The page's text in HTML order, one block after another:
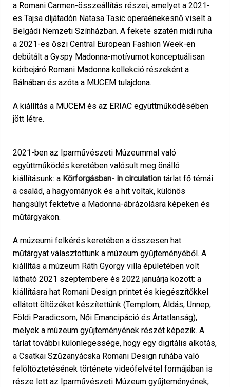
a Romani Carmen-összeállítás részei, amelyet a 2021-
es Tajsa díjátadón Natasa Tasic operaénekesnő viselt a
Belgádi Nemzeti Színházban. A fekete szatén midi ruha
a 2021-es őszi Central European Fashion Week-en
debütált a Gyspy Madonna-motívumot konceptuálisan
körbejáró Romani Madonna kollekció részeként a
Bálnában és azóta a MUCEM tulajdona.
A kiállítás a MUCEM és az ERIAC együttműködésében
jött létre.
2021-ben az Iparművészeti Múzeummal való
együttműködés keretében valósult meg önálló
kiállításunk: a Körforgásban- in circulation tárlat fő témái
a család, a hagyományok és a hit voltak, különös
hangsúlyt fektetve a Madonna-ábrázolásra képeken és
műtárgyakon.
A múzeumi felkérés keretében a összesen hat
műtárgyat választottunk a múzeum gyűjteményéből. A
kiállítás a múzeum Ráth György villa épületében volt
látható 2021 szeptembere és 2022 januárja között: a
kiállításra hat Romani Design printet és kiegészítőkkel
ellátott öltözéket készítettünk (Templom, Áldás, Ünnep,
Földi Paradicsom, Női Emancipáció és Ártatlanság),
melyek a múzeum gyűjteményének részét képezik. A
tárlat további különlegessége, hogy egy digitális alkotás,
a Csatkai Szűzanyácska Romani Design ruhába való
felöltöztetésének története videófelvétel formájában is
része lett az Iparművészeti Múzeum gyűjteményének,